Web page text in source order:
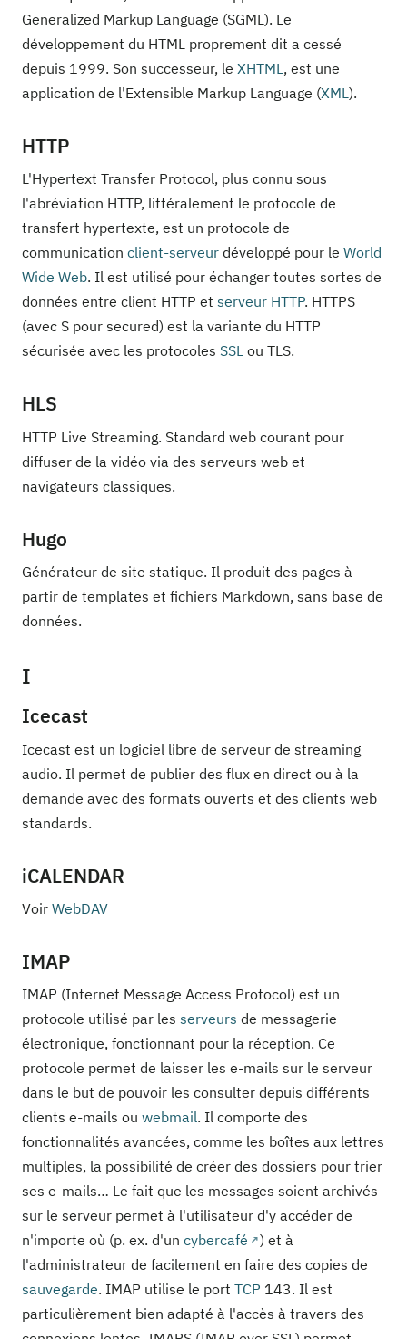
Generalized Markup Language (SGML). Le
développement du HTML proprement dit a cessé
depuis 1999. Son successeur, le XHTML, est une
application de l'Extensible Markup Language (XML).
HTTP
L'Hypertext Transfer Protocol, plus connu sous
l'abréviation HTTP, littéralement le protocole de
transfert hypertexte, est un protocole de
communication client-serveur développé pour le World
Wide Web. Il est utilisé pour échanger toutes sortes de
données entre client HTTP et serveur HTTP. HTTPS
(avec S pour secured) est la variante du HTTP
sécurisée avec les protocoles SSL ou TLS.
HLS
HTTP Live Streaming. Standard web courant pour
diffuser de la vidéo via des serveurs web et
navigateurs classiques.
Hugo
Générateur de site statique. Il produit des pages à
partir de templates et fichiers Markdown, sans base de
données.
I
Icecast
Icecast est un logiciel libre de serveur de streaming
audio. Il permet de publier des flux en direct ou à la
demande avec des formats ouverts et des clients web
standards.
iCALENDAR
Voir WebDAV
IMAP
IMAP (Internet Message Access Protocol) est un
protocole utilisé par les serveurs de messagerie
électronique, fonctionnant pour la réception. Ce
protocole permet de laisser les e-mails sur le serveur
dans le but de pouvoir les consulter depuis différents
clients e-mails ou webmail. Il comporte des
fonctionnalités avancées, comme les boîtes aux lettres
multiples, la possibilité de créer des dossiers pour trier
ses e-mails… Le fait que les messages soient archivés
sur le serveur permet à l'utilisateur d'y accéder de
n'importe où (p. ex. d'un cybercafé
) et à
l'administrateur de facilement en faire des copies de
sauvegarde. IMAP utilise le port TCP 143. Il est
particulièrement bien adapté à l'accès à travers des